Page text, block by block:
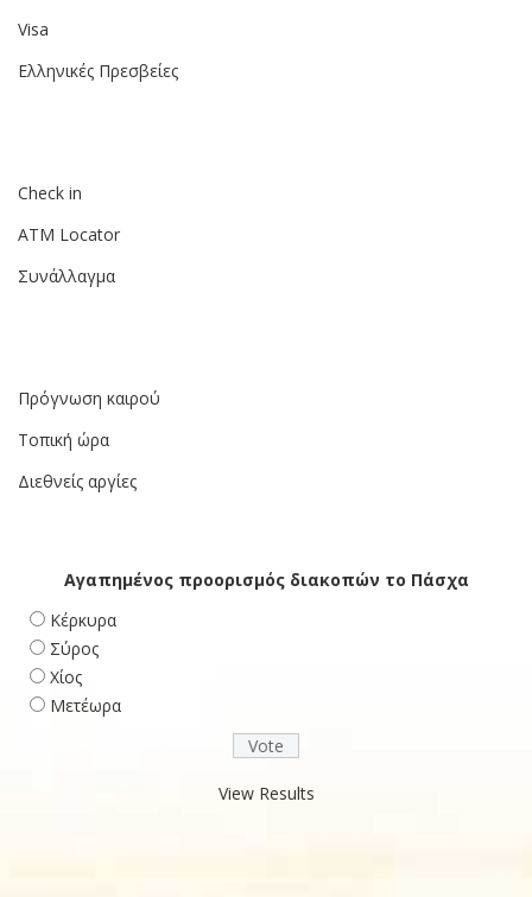
Visa
Ελληνικές Πρεσβείες
Check in
ATM Locator
Συνάλλαγμα
Πρόγνωση καιρού
Τοπική ώρα
Διεθνείς αργίες
Αγαπημένος προορισμός διακοπών το Πάσχα
Κέρκυρα
Σύρος
Χίος
Μετέωρα
View Results